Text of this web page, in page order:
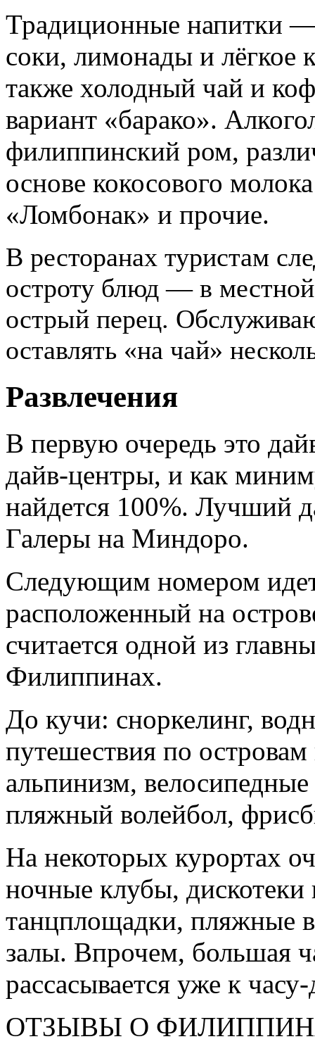
Традиционные напитки
соки, лимонады и лёгкое
также холодный чай и
вариант «барако».
филиппинский ром,
основе кокосового
«Ломбонак» и прочие.
В ресторанах туристам
остроту блюд — в местной
острый перец.
оставлять «на чай»
Развлечения
В первую очередь это
дайв-центры, и как
найдется 100%. Лучший
Галеры на Миндоро.
Следующим номером
расположенный на
считается одной из
Филиппинах.
До кучи: сноркелинг,
путешествия по
альпинизм,
пляжный волейбол,
На некоторых курортах
ночные клубы,
танцплощадки, пляжные
залы. Впрочем, большая
рассасывается уже к
ОТЗЫВЫ О